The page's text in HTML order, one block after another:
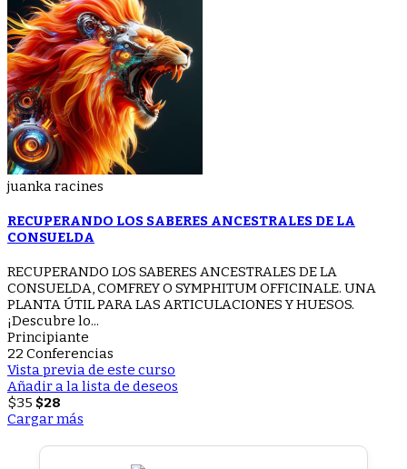
juanka racines
RECUPERANDO LOS SABERES ANCESTRALES DE LA
CONSUELDA
RECUPERANDO LOS SABERES ANCESTRALES DE LA
CONSUELDA, COMFREY O SYMPHITUM OFFICINALE. UNA
PLANTA ÚTIL PARA LAS ARTICULACIONES Y HUESOS.
¡Descubre lo...
Principiante
22 Conferencias
Vista previa de este curso
Añadir a la lista de deseos
$35 $28
Cargar más